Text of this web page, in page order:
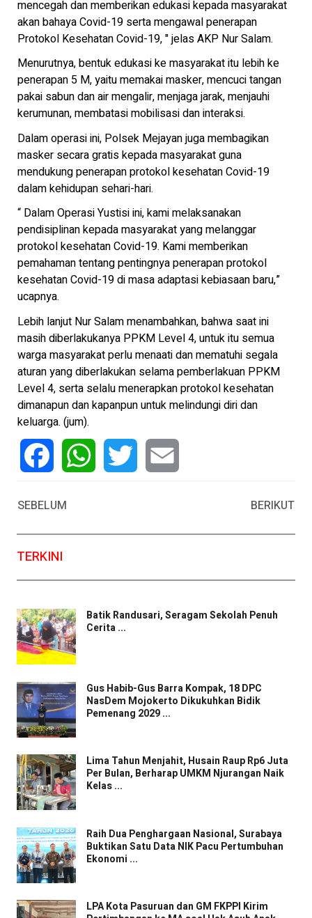
mencegah dan memberikan edukasi kepada masyarakat
akan bahaya Covid-19 serta mengawal penerapan
Protokol Kesehatan Covid-19, " jelas AKP Nur Salam.
Menurutnya, bentuk edukasi ke masyarakat itu lebih ke
penerapan 5 M, yaitu memakai masker, mencuci tangan
pakai sabun dan air mengalir, menjaga jarak, menjauhi
kerumunan, membatasi mobilisasi dan interaksi.
Dalam operasi ini, Polsek Mejayan juga membagikan
masker secara gratis kepada masyarakat guna
mendukung penerapan protokol kesehatan Covid-19
dalam kehidupan sehari-hari.
“ Dalam Operasi Yustisi ini, kami melaksanakan
pendisiplinan kepada masyarakat yang melanggar
protokol kesehatan Covid-19. Kami memberikan
pemahaman tentang pentingnya penerapan protokol
kesehatan Covid-19 di masa adaptasi kebiasaan baru,”
ucapnya.
Lebih lanjut Nur Salam menambahkan, bahwa saat ini
masih diberlakukanya PPKM Level 4, untuk itu semua
warga masyarakat perlu menaati dan mematuhi segala
aturan yang diberlakukan selama pemberlakuan PPKM
Level 4, serta selalu menerapkan protokol kesehatan
dimanapun dan kapanpun untuk melindungi diri dan
keluarga. (jum).
SEBELUM
BERIKUT
TERKINI
Batik Randusari, Seragam Sekolah Penuh
Cerita ...
Gus Habib-Gus Barra Kompak, 18 DPC
NasDem Mojokerto Dikukuhkan Bidik
Pemenang 2029 ...
Lima Tahun Menjahit, Husain Raup Rp6 Juta
Per Bulan, Berharap UMKM Njurangan Naik
Kelas ...
Raih Dua Penghargaan Nasional, Surabaya
Buktikan Satu Data NIK Pacu Pertumbuhan
Ekonomi ...
LPA Kota Pasuruan dan GM FKPPI Kirim